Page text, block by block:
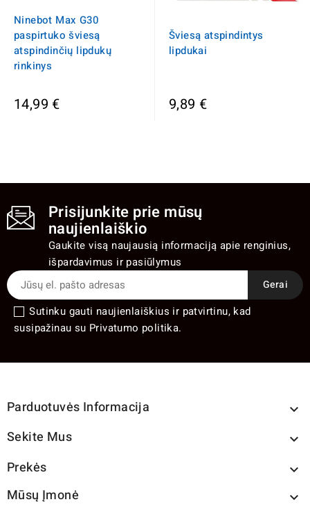
Ninebot Max G30
paspirtuko šviesą
atspindinčių lipdukų
rinkinys
14,99 €
Šviesą atspindintys
lipdukai
9,89 €
Prisijunkite prie mūsų
naujienlaiškio
Gaukite visą naujausią informaciją apie renginius,
išpardavimus ir pasiūlymus
Sutinku gauti naujienlaiškius ir patvirtinu, kad
susipažinau su Privatumo politika.
Parduotuvės Informacija 
Sekite Mus 
Prekės 
Mūsų Įmonė 